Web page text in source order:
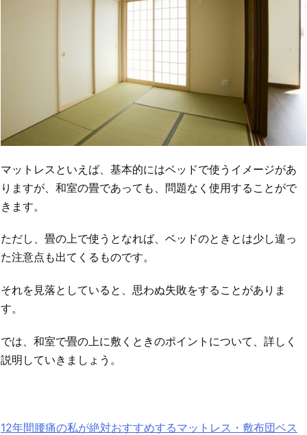
マットレスといえば、基本的にはベッドで使うイメージがあ
りますが、和室の畳であっても、問題なく使用することがで
きます。
ただし、畳の上で使うとなれば、ベッドのときとは少し違っ
た注意点も出てくるものです。
それを見落としていると、思わぬ失敗をすることがありま
す。
では、和室で畳の上に敷くときのポイントについて、詳しく
説明していきましょう。
12年間腰痛の私が絶対おすすめするマットレス・敷布団ベス